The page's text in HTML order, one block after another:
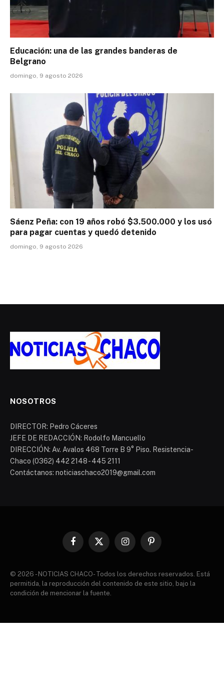
Educación: una de las grandes banderas de
Belgrano
domingo, 9 agosto 2026
Sáenz Peña: con 19 años robó $3.500.000 y los usó
para pagar cuentas y quedó detenido
domingo, 9 agosto 2026
NOSOTROS
DIRECTOR: Pedro Cáceres
JEFE DE REDACCIÓN: Rodolfo Mancuello
DIRECCIÓN: Av. Avalos 468 Torre B 9° Piso. Resistencia-
Chaco (0362) 442 2148 - 445 2111
Contáctanos: noticiaschaco2019@gmail.com
Facebook
X
InstagramPinterest
© 2026 - NOTICIAS CHACO- Todos los derechos reservados. Está
permitida, la reproducción del contenido de este sitio, bajo la
condición de mencionar la fuente.